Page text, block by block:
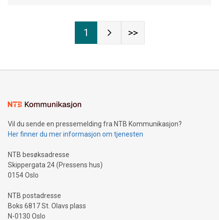
1 >>
Vil du sende en pressemelding fra NTB Kommunikasjon?
Her finner du mer informasjon om tjenesten
NTB besøksadresse
Skippergata 24 (Pressens hus)
0154 Oslo
NTB postadresse
Boks 6817 St. Olavs plass
N-0130 Oslo